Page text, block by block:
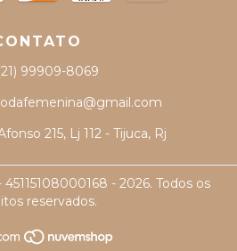
99909-8069
215, Lj 112 - Tijuca, Rj
- 2026. Todos os
reservados.